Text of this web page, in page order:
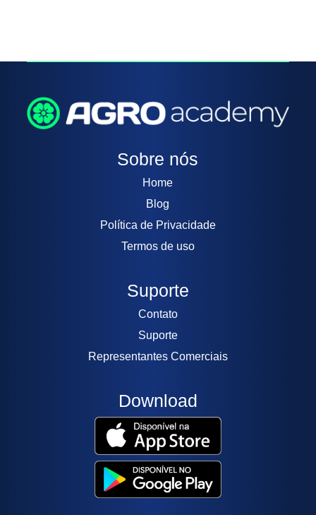
Sobre nós
Home
Blog
Política de Privacidade
Termos de uso
Suporte
Contato
Suporte
Representantes Comerciais
Download